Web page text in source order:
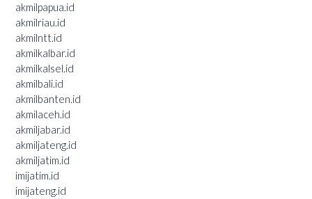
akmilpapua.id
akmilriau.id
akmilntt.id
akmilkalbar.id
akmilkalsel.id
akmilbali.id
akmilbanten.id
akmilaceh.id
akmiljabar.id
akmiljateng.id
akmiljatim.id
imijatim.id
imijateng.id